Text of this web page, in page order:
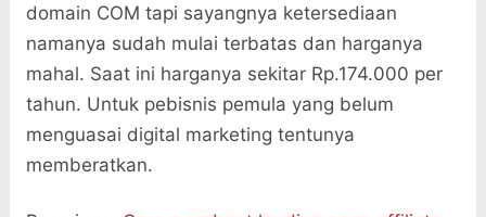
domain COM tapi sayangnya ketersediaan
namanya sudah mulai terbatas dan harganya
mahal. Saat ini harganya sekitar Rp.174.000 per
tahun. Untuk pebisnis pemula yang belum
menguasai digital marketing tentunya
memberatkan.